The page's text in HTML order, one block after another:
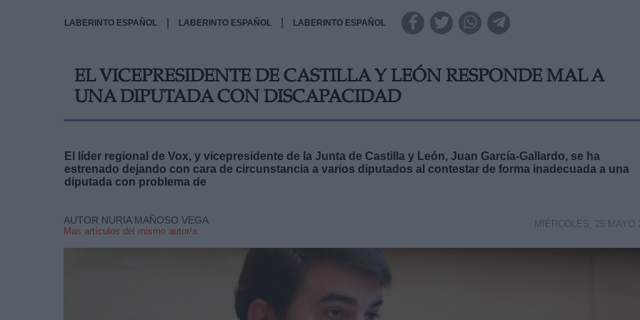
LABERINTO ESPAÑOL LABERINTO ESPAÑOL LABERINTO ESPAÑOL
EL VICEPRESIDENTE DE CASTILLA Y LEÓN RESPONDE MAL A
UNA DIPUTADA CON DISCAPACIDAD
El líder regional de Vox, y vicepresidente de la Junta de Castilla y León, Juan García-Gallardo, se ha
estrenado dejando con cara de circunstancia a varios diputados al contestar de forma inadecuada a una
diputada con problema de
AUTOR NURIA MAÑOSO VEGA
Mas artículos del mismo autor/a
MIÉRCOLES, 25 MAYO